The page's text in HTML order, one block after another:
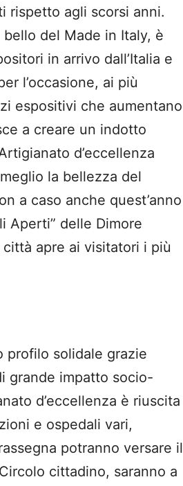
rispetto agli scorsi anni.
del Made in Italy, è
in arrivo dall’Italia e
l’occasione, ai più
espositivi che aumentano
a creare un indotto
d’eccellenza
la bellezza del
a caso anche quest’anno
Aperti” delle Dimore
apre ai visitatori i più
profilo solidale grazie
grande impatto socio-
d’eccellenza è riuscita
e ospedali vari,
potranno versare il
cittadino, saranno a